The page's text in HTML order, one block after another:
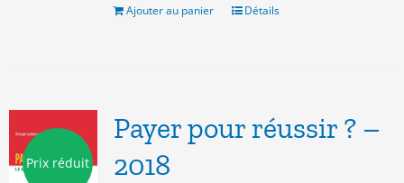
24.00€.10.00€.
Ajouter au panier Détails
Prix réduit
Payer pour réussir ? –
2018